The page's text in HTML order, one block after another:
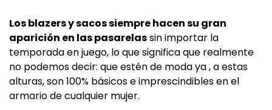
Los blazers y sacos siempre hacen su gran
aparición en las pasarelassin importar la
temporada en juego, lo que significa que realmente
no podemos decir: que estén de moda ya , a estas
alturas, son 100% básicos e imprescindibles en el
armario de cualquier mujer.